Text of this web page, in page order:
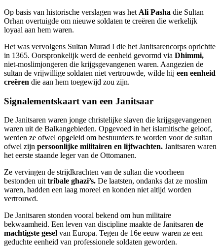
Op basis van historische verslagen was het Ali Pasha die Sultan
Orhan overtuigde om nieuwe soldaten te creëren die werkelijk
loyaal aan hem waren.
Het was vervolgens Sultan Murad I die het Janitsarencorps oprichtte
in 1365. Oorspronkelijk werd de eenheid gevormd via Dhimmi,
niet-moslimjongeren die krijgsgevangenen waren. Aangezien de
sultan de vrijwillige soldaten niet vertrouwde, wilde hij een eenheid
creëren die aan hem toegewijd zou zijn.
Signalementskaart van een Janitsaar
De Janitsaren waren jonge christelijke slaven die krijgsgevangenen
waren uit de Balkangebieden. Opgevoed in het islamitische geloof,
werden ze ofwel opgeleid om bestuurders te worden voor de sultan
ofwel zijn persoonlijke militairen en lijfwachten. Janitsaren waren
het eerste staande leger van de Ottomanen.
Ze vervingen de strijdkrachten van de sultan die voorheen
bestonden uit tribale ghazi’s. De laatsten, ondanks dat ze moslim
waren, hadden een laag moreel en konden niet altijd worden
vertrouwd.
De Janitsaren stonden vooral bekend om hun militaire
bekwaamheid. Een leven van discipline maakte de Janitsaren de
machtigste gesel van Europa. Tegen de 16e eeuw waren ze een
geduchte eenheid van professionele soldaten geworden.